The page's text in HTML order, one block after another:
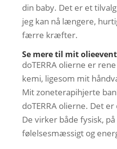
din baby. Det er et
jeg kan nå længere,
færre kræfter.
Se mere til mit
doTERRA olierne er
kemi, ligesom mit
Mit zoneterapihjerte
doTERRA olierne. Det
De virker både fysisk,
følelsesmæssigt og